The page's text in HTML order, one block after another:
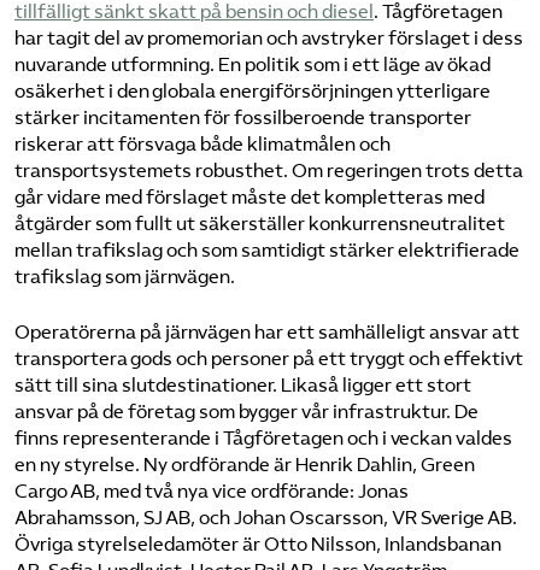
tillfälligt sänkt skatt på bensin och diesel . Tågföretagen
har tagit del av promemorian och avstryker förslaget i dess
nuvarande utformning. En politik som i ett läge av ökad
osäkerhet i den globala energiförsörjningen ytterligare
stärker incitamenten för fossilberoende transporter
riskerar att försvaga både klimatmålen och
transportsystemets robusthet. Om regeringen trots detta
går vidare med förslaget måste det kompletteras med
åtgärder som fullt ut säkerställer konkurrensneutralitet
mellan trafikslag och som samtidigt stärker elektrifierade
trafikslag som järnvägen.
Operatörerna på järnvägen har ett samhälleligt ansvar att
transportera gods och personer på ett tryggt och effektivt
sätt till sina slutdestinationer. Likaså ligger ett stort
ansvar på de företag som bygger vår infrastruktur. De
finns representerande i Tågföretagen och i veckan valdes
en ny styrelse. Ny ordförande är Henrik Dahlin, Green
Cargo AB, med två nya vice ordförande: Jonas
Abrahamsson, SJ AB, och Johan Oscarsson, VR Sverige AB.
Övriga styrelseledamöter är Otto Nilsson, Inlandsbanan